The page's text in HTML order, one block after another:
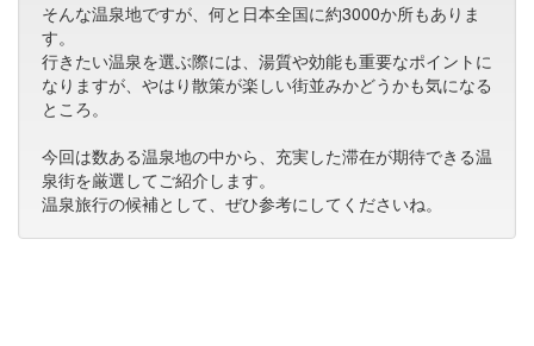
そんな温泉地ですが、何と日本全国に約3000か所もありま
す。
行きたい温泉を選ぶ際には、湯質や効能も重要なポイントに
なりますが、やはり散策が楽しい街並みかどうかも気になる
ところ。
今回は数ある温泉地の中から、充実した滞在が期待できる温
泉街を厳選してご紹介します。
温泉旅行の候補として、ぜひ参考にしてくださいね。